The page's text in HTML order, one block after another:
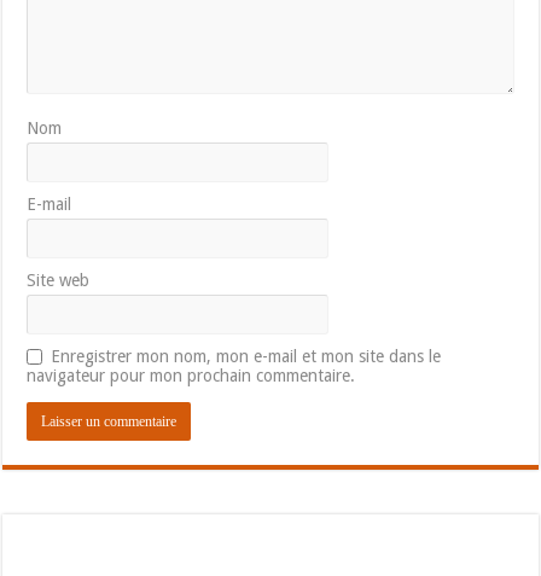
Nom
E-mail
Site web
Enregistrer mon nom, mon e-mail et mon site dans le
navigateur pour mon prochain commentaire.